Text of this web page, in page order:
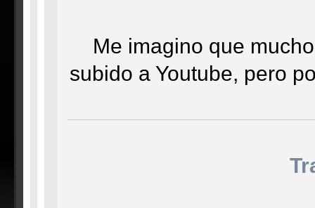
Me imagino que
subido a Youtube, pero